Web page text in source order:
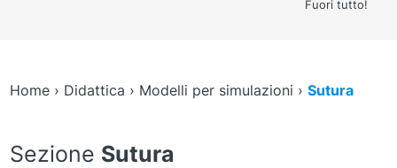
Fuori tutto!
Home› Didattica › Modelli per simulazioni › Sutura
Sezione Sutura